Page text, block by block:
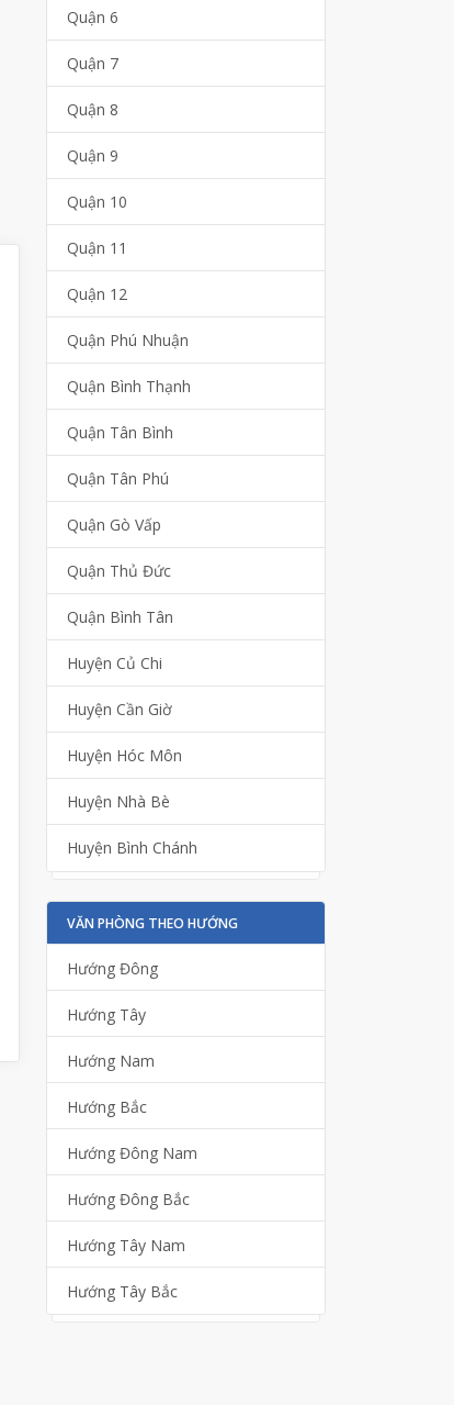
Quận 6
Quận 7
Quận 8
Quận 9
Quận 10
Quận 11
Quận 12
Quận Phú Nhuận
Quận Bình Thạnh
Quận Tân Bình
Quận Tân Phú
Quận Gò Vấp
Quận Thủ Đức
Quận Bình Tân
Huyện Củ Chi
Huyện Cần Giờ
Huyện Hóc Môn
Huyện Nhà Bè
Huyện Bình Chánh
VĂN PHÒNG THEO HƯỚNG
Hướng Đông
Hướng Tây
Hướng Nam
Hướng Bắc
Hướng Đông Nam
Hướng Đông Bắc
Hướng Tây Nam
Hướng Tây Bắc